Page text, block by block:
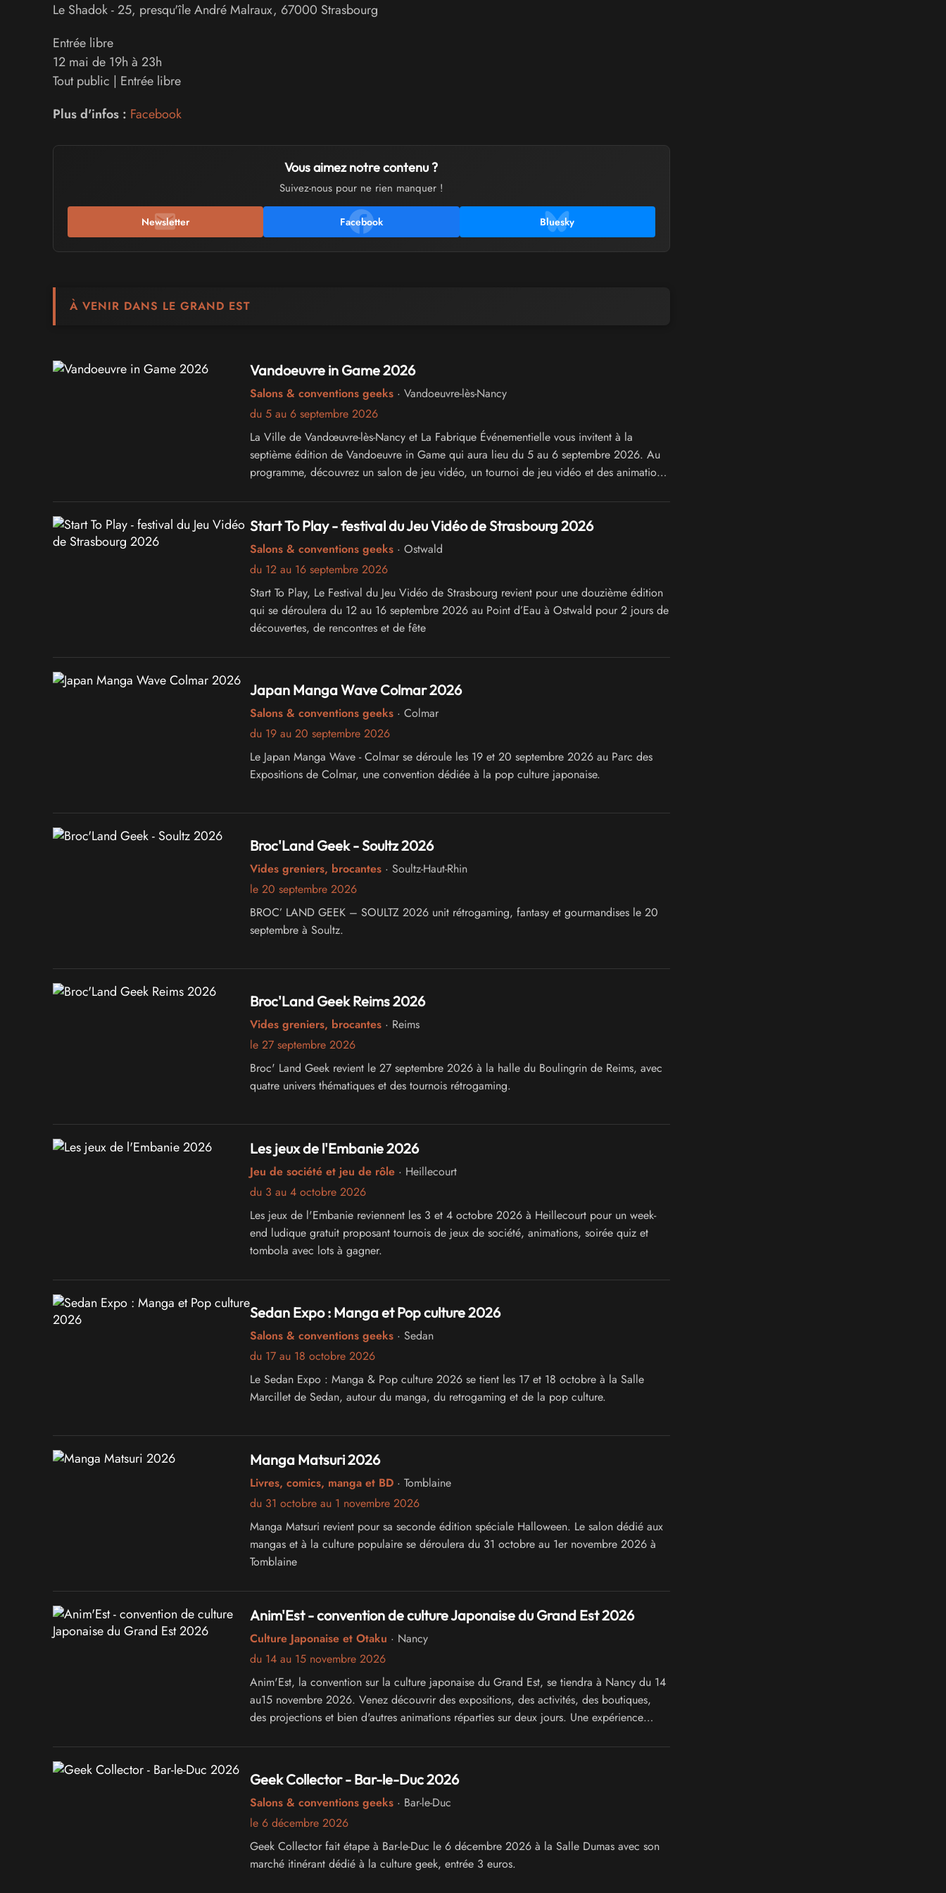
Le Shadok-25, presqu'île André Malraux, 67000 Strasbourg
Entrée libre
12 mai de 19h à 23h
Tout public | Entrée libre
Plus d'infos : Facebook
Vous aimez notre contenu ?
Suivez-nous pour ne rien manquer !
Newsletter Facebook Bluesky
À VENIR DANS LE GRAND EST
Vandoeuvre in Game 2026
Salons & conventions geeks· Vandoeuvre-lès-Nancy
du 5 au 6 septembre 2026
La Ville de Vandœuvre-lès-Nancy et La Fabrique Événementielle vous invitent à la
septième édition de Vandoeuvre in Game qui aura lieu du 5 au 6 septembre 2026. Au
programme, découvrez un salon de jeu vidéo, un tournoi de jeu vidéo et des animations
Start To Play - festival du Jeu Vidéo de Strasbourg 2026
Salons & conventions geeks· Ostwald
du 12 au 16 septembre 2026
Start To Play, Le Festival du Jeu Vidéo de Strasbourg revient pour une douzième édition
qui se déroulera du 12 au 16 septembre 2026 au Point d’Eau à Ostwald pour 2 jours de
découvertes, de rencontres et de fête
Japan Manga Wave Colmar 2026
Salons & conventions geeks· Colmar
du 19 au 20 septembre 2026
Le Japan Manga Wave - Colmar se déroule les 19 et 20 septembre 2026 au Parc des
Expositions de Colmar, une convention dédiée à la pop culture japonaise.
Broc'Land Geek - Soultz 2026
Vides greniers, brocantes· Soultz-Haut-Rhin
le 20 septembre 2026
BROC’ LAND GEEK – SOULTZ 2026 unit rétrogaming, fantasy et gourmandises le 20
septembre à Soultz.
Broc'Land Geek Reims 2026
Vides greniers, brocantes· Reims
le 27 septembre 2026
Broc' Land Geek revient le 27 septembre 2026 à la halle du Boulingrin de Reims, avec
quatre univers thématiques et des tournois rétrogaming.
Les jeux de l'Embanie 2026
Jeu de société et jeu de rôle· Heillecourt
du 3 au 4 octobre 2026
Les jeux de l'Embanie reviennent les 3 et 4 octobre 2026 à Heillecourt pour un week-
end ludique gratuit proposant tournois de jeux de société, animations, soirée quiz et
tombola avec lots à gagner.
Sedan Expo : Manga et Pop culture 2026
Salons & conventions geeks· Sedan
du 17 au 18 octobre 2026
Le Sedan Expo : Manga & Pop culture 2026 se tient les 17 et 18 octobre à la Salle
Marcillet de Sedan, autour du manga, du retrogaming et de la pop culture.
Manga Matsuri 2026
Livres, comics, manga et BD· Tomblaine
du 31 octobre au 1 novembre 2026
Manga Matsuri revient pour sa seconde édition spéciale Halloween. Le salon dédié aux
mangas et à la culture populaire se déroulera du 31 octobre au 1er novembre 2026 à
Tomblaine
Anim'Est - convention de culture Japonaise du Grand Est 2026
Culture Japonaise et Otaku · Nancy
du 14 au 15 novembre 2026
Anim'Est, la convention sur la culture japonaise du Grand Est, se tiendra à Nancy du 14
au15 novembre 2026. Venez découvrir des expositions, des activités, des boutiques,
des projections et bien d'autres animations réparties sur deux jours. Une expérience
Geek Collector - Bar-le-Duc 2026
Salons & conventions geeks· Bar-le-Duc
le 6 décembre 2026
Geek Collector fait étape à Bar-le-Duc le 6 décembre 2026 à la Salle Dumas avec son
marché itinérant dédié à la culture geek, entrée 3 euros.